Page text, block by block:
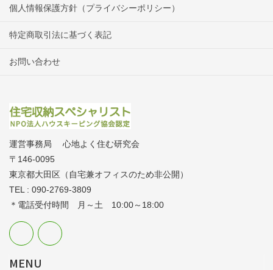
個人情報保護方針（プライバシーポリシー）
特定商取引法に基づく表記
お問い合わせ
運営事務局 心地よく住む研究会
〒146-0095
東京都大田区（自宅兼オフィスのため非公開）
TEL : 090-2769-3809
＊電話受付時間 月～土 10:00～18:00
MENU